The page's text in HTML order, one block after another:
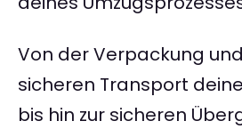
Von der Verpackung
sicheren Transport
bis hin zur sicheren